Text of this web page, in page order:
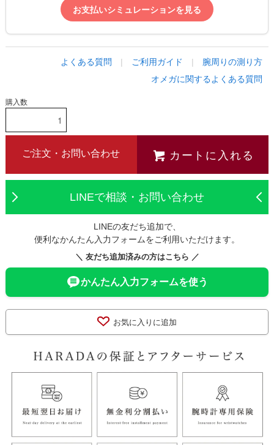
お支払いシミュレーションを見る
よくある質問 | ご利用ガイド | 腕周りの測り方
オメガに関するよくある質問
購入数
ご注文・お問い合わせ カートに入れる
LINEで相談・お問い合わせ
LINEの友だち追加で、
便利なかんたん入力フォームをご利用いただけます。
＼ 友だち追加済みの方はこちら ／
かんたん入力フォームを使う
お気に入りに追加